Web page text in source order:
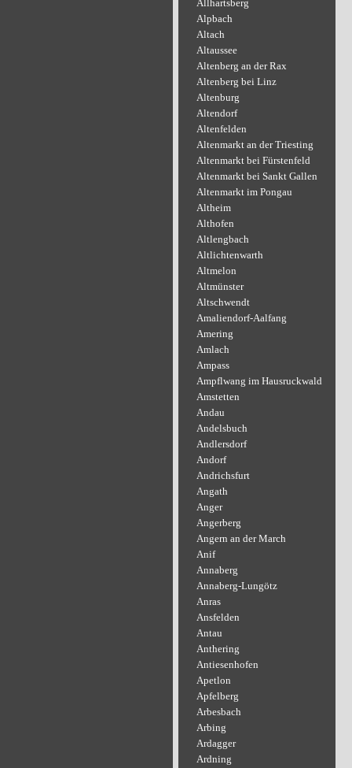
Allhartsberg
Alpbach
Altach
Altaussee
Altenberg an der Rax
Altenberg bei Linz
Altenburg
Altendorf
Altenfelden
Altenmarkt an der Triesting
Altenmarkt bei Fürstenfeld
Altenmarkt bei Sankt Gallen
Altenmarkt im Pongau
Altheim
Althofen
Altlengbach
Altlichtenwarth
Altmelon
Altmünster
Altschwendt
Amaliendorf-Aalfang
Amering
Amlach
Ampass
Ampflwang im Hausruckwald
Amstetten
Andau
Andelsbuch
Andlersdorf
Andorf
Andrichsfurt
Angath
Anger
Angerberg
Angern an der March
Anif
Annaberg
Annaberg-Lungötz
Anras
Ansfelden
Antau
Anthering
Antiesenhofen
Apetlon
Apfelberg
Arbesbach
Arbing
Ardagger
Ardning